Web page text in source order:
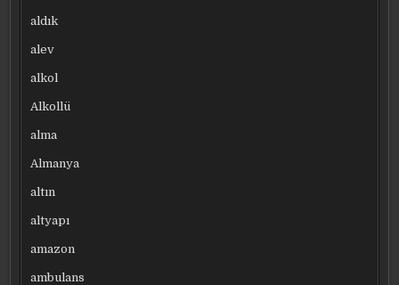
aldık
alev
alkol
Alkollü
alma
Almanya
altın
altyapı
amazon
ambulans